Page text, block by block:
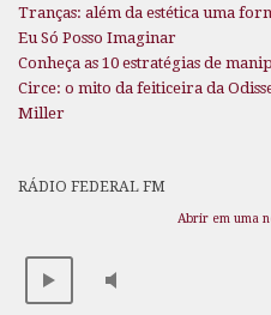
Tranças: além da estética uma
Eu Só Posso Imaginar
Conheça as 10 estratégias de
Circe: o mito da feiticeira da
Miller
RÁDIO FEDERAL FM
Abrir em uma